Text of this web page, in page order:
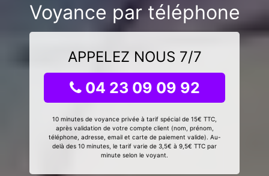
Voyance par téléphone
APPELEZ NOUS 7/7
04 23 09 09 92
10 minutes de voyance privée à tarif spécial de 15€ TTC,
après validation de votre compte client (nom, prénom,
téléphone, adresse, email et carte de paiement valide). Au-
delà des 10 minutes, le tarif varie de 3,5€ à 9,5€ TTC par
minute selon le voyant.